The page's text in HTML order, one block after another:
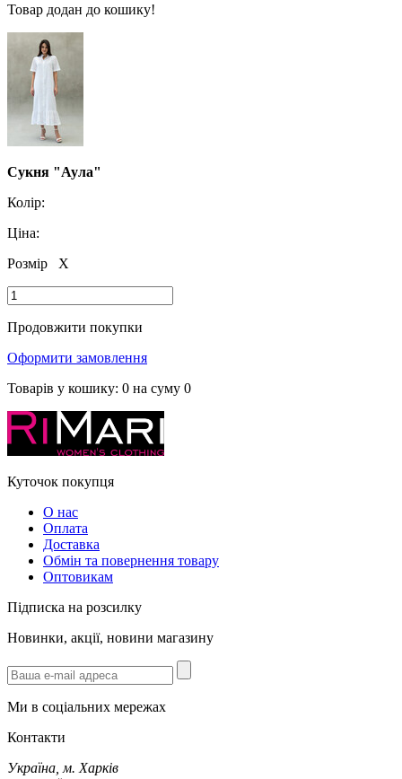
Товар додан до кошику!
Сукня "Аула"
Колір:
Ціна:
Розмір
X
Продовжити покупки
Оформити замовлення
Товарів у кошику: 0 на суму 0
Куточок покупця
О нас
Оплата
Доставка
Обмін та повернення товару
Оптовикам
Підписка на розсилку
Новинки, акції, новини магазину
Ми в соціальних мережах
Контакти
Україна, м. Харків